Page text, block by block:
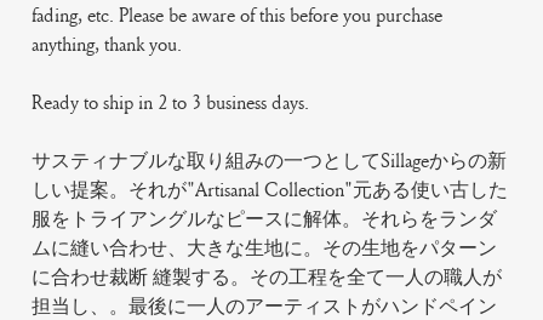
fading, etc. Please be aware of this before you purchase
anything, thank you.
Ready to ship in 2 to 3 business days.
サスティナブルな取り組みの一つとしてSillageからの新
しい提案。それが"Artisanal Collection"元ある使い古した
服をトライアングルなピースに解体。それらをランダ
ムに縫い合わせ、大きな生地に。その生地をパターン
に合わせ裁断 縫製する。その工程を全て一人の職人が
担当し、。最後に一人のアーティストがハンドペイン